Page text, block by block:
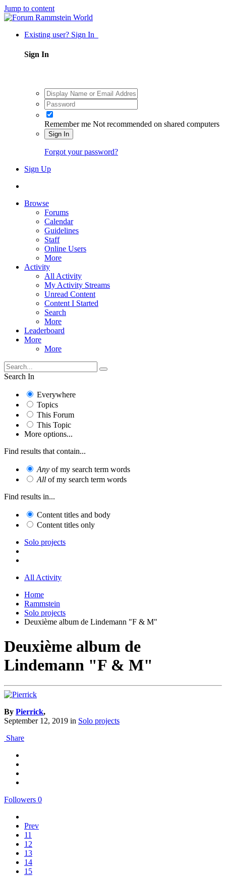
Jump to content
Existing user? Sign In
Sign In
Remember me Not recommended on shared computers
Sign In
Forgot your password?
Sign Up
Browse
Forums
Calendar
Guidelines
Staff
Online Users
More
Activity
All Activity
My Activity Streams
Unread Content
Content I Started
Search
More
Leaderboard
More
More
Search In
Everywhere
Topics
This Forum
This Topic
More options...
Find results that contain...
Any of my search term words
All of my search term words
Find results in...
Content titles and body
Content titles only
Solo projects
All Activity
Home
Rammstein
Solo projects
Deuxième album de Lindemann "F & M"
Deuxième album de
Lindemann "F & M"
By Pierrick,
September 12, 2019 in Solo projects
Share
Followers 0
Prev
11
12
13
14
15